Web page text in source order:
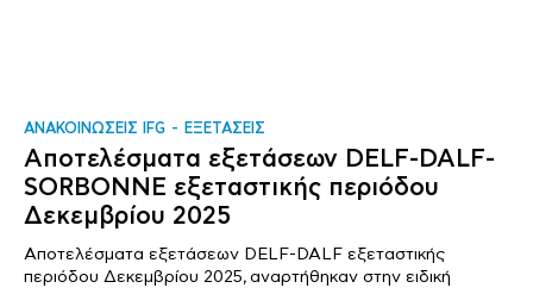
ΑΝΑΚΟΙΝΩΣΕΙΣ IFG ΕΞΕΤΑΣΕΙΣ
Αποτελέσματα εξετάσεων DELF-DALF-
SORBONNE εξεταστικής περιόδου
Δεκεμβρίου 2025
Αποτελέσματα εξετάσεων DELF-DALF εξεταστικής
περιόδου Δεκεμβρίου 2025, αναρτήθηκαν στην ειδική